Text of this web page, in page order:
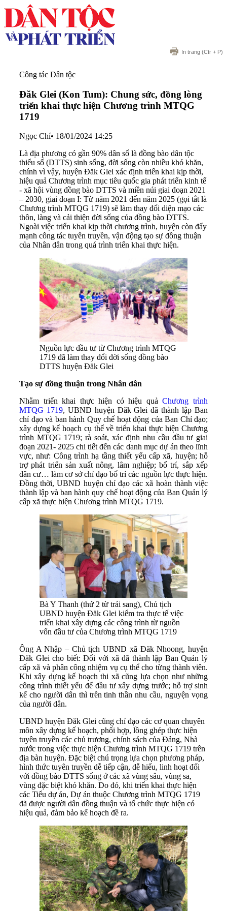
In trang (Ctr + P)
Công tác Dân tộc
Đăk Glei (Kon Tum): Chung sức, đồng lòng
triển khai thực hiện Chương trình MTQG
1719
Ngọc Chí• 18/01/2024 14:25
Là địa phương có gần 90% dân số là đồng bào dân tộc
thiểu số (DTTS) sinh sống, đời sống còn nhiều khó khăn,
chính vì vậy, huyện Đăk Glei xác định triển khai kịp thời,
hiệu quả Chương trình mục tiêu quốc gia phát triển kinh tế
- xã hội vùng đồng bào DTTS và miền núi giai đoạn 2021
– 2030, giai đoạn I: Từ năm 2021 đến năm 2025 (gọi tắt là
Chương trình MTQG 1719) sẽ làm thay đổi diện mạo các
thôn, làng và cải thiện đời sống của đồng bào DTTS.
Ngoài việc triển khai kịp thời chương trình, huyện còn đẩy
mạnh công tác tuyên truyền, vận động tạo sự đồng thuận
của Nhân dân trong quá trình triển khai thực hiện.
Nguồn lực đầu tư từ Chương trình MTQG
1719 đã làm thay đổi đời sống đồng bào
DTTS huyện Đăk Glei
Tạo sự đồng thuận trong Nhân dân
Nhằm triển khai thực hiện có hiệu quảChương trình
MTQG 1719, UBND huyện Đăk Glei đã thành lập Ban
chỉ đạo và ban hành Quy chế hoạt động của Ban Chỉ đạo;
xây dựng kế hoạch cụ thể về triển khai thực hiện Chương
trình MTQG 1719; rà soát, xác định nhu cầu đầu tư giai
đoạn 2021- 2025 chi tiết đến các danh mục dự án theo lĩnh
vực, như: Công trình hạ tầng thiết yếu cấp xã, huyện; hỗ
trợ phát triển sản xuất nông, lâm nghiệp; bố trí, sắp xếp
dân cư… làm cơ sở chỉ đạo bố trí các nguồn lực thực hiện.
Đồng thời, UBND huyện chỉ đạo các xã hoàn thành việc
thành lập và ban hành quy chế hoạt động của Ban Quản lý
cấp xã thực hiện Chương trình MTQG 1719.
Bà Y Thanh (thứ 2 từ trái sang), Chủ tịch
UBND huyện Đăk Glei kiểm tra thực tế việc
triển khai xây dựng các công trình từ nguồn
vốn đầu tư của Chương trình MTQG 1719
Ông A Nhập – Chủ tịch UBND xã Đăk Nhoong, huyện
Đăk Glei cho biết: Đối với xã đã thành lập Ban Quản lý
cấp xã và phân công nhiệm vụ cụ thể cho từng thành viên.
Khi xây dựng kế hoạch thi xã cũng lựa chọn như những
công trình thiết yếu để đầu tư xây dựng trước; hỗ trợ sinh
kế cho người dân thì trên tinh thần nhu cầu, nguyện vọng
của người dân.
UBND huyện Đăk Glei cũng chỉ đạo các cơ quan chuyên
môn xây dựng kế hoạch, phối hợp, lồng ghép thực hiện
tuyên truyền các chủ trương, chính sách của Đảng, Nhà
nước trong việc thực hiện Chương trình MTQG 1719 trên
địa bàn huyện. Đặc biệt chú trọng lựa chọn phương pháp,
hình thức tuyên truyền dễ tiếp cận, dễ hiểu, linh hoạt đối
với đồng bào DTTS sống ở các xã vùng sâu, vùng sa,
vùng đặc biệt khó khăn. Do đó, khi triển khai thực hiện
các Tiểu dự án, Dự án thuộc Chương trình MTQG 1719
đã được người dân đồng thuận và tổ chức thực hiện có
hiệu quả, đảm bảo kế hoạch đề ra.